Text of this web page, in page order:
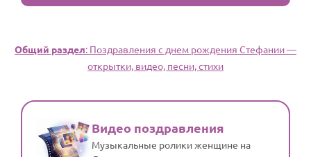
Общий раздел: Поздравления с днем рождения Стефании —
открытки, видео, песни, стихи
Видео поздравления
Музыкальные ролики женщине на